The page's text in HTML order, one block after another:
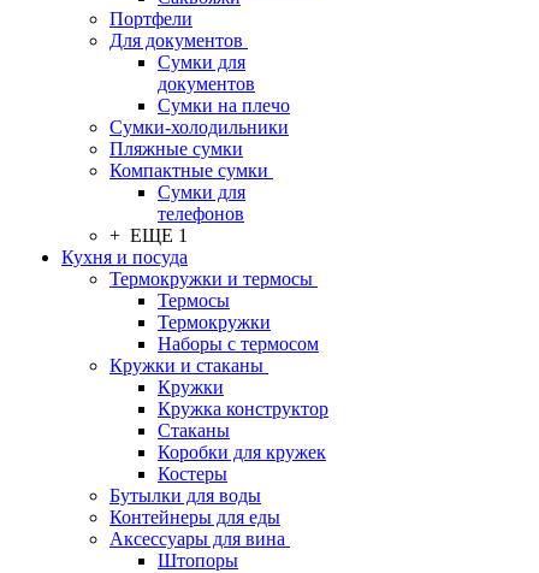
Портфели
Для документов
Сумки для
документов
Сумки на плечо
Сумки-холодильники
Пляжные сумки
Компактные сумки
Сумки для
телефонов
+ ЕЩЕ 1
Кухня и посуда
Термокружки и термосы
Термосы
Термокружки
Наборы с термосом
Кружки и стаканы
Кружки
Кружка конструктор
Стаканы
Коробки для кружек
Костеры
Бутылки для воды
Контейнеры для еды
Аксессуары для вина
Штопоры